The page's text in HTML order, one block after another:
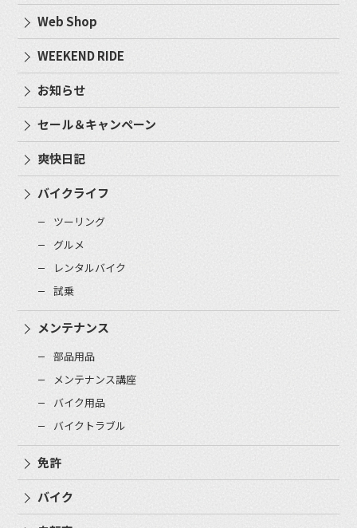
Web Shop
WEEKEND RIDE
お知らせ
セール＆キャンペーン
爽快日記
バイクライフ
ツーリング
グルメ
レンタルバイク
試乗
メンテナンス
部品用品
メンテナンス講座
バイク用品
バイクトラブル
免許
バイク